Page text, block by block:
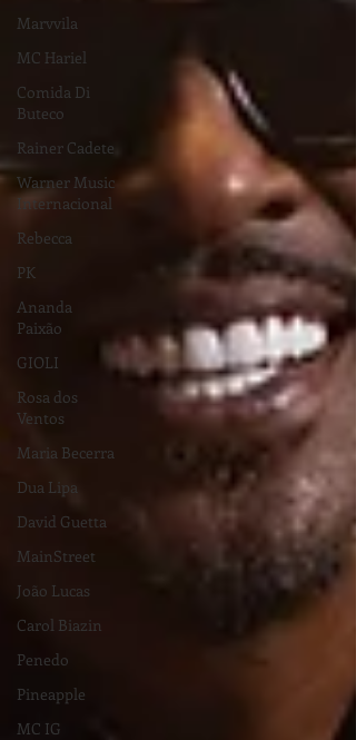
Marvvila
MC Hariel
Comida Di
Buteco
Rainer Cadete
Warner Music
Internacional
Rebecca
PK
Ananda
Paixão
GIOLI
Rosa dos
Ventos
Maria Becerra
Dua Lipa
David Guetta
MainStreet
João Lucas
Carol Biazin
Penedo
Pineapple
MC IG